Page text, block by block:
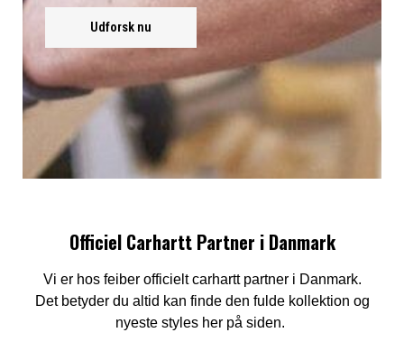
Udforsk nu
Officiel Carhartt Partner i Danmark
Vi er hos feiber officielt carhartt partner i Danmark.
Det betyder du altid kan finde den fulde kollektion og
nyeste styles her på siden.